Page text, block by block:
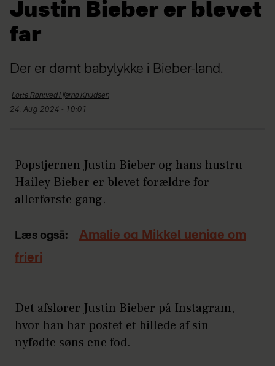
Justin Bieber er blevet
far
Der er dømt babylykke i Bieber-land.
Lotte Røntved HjarnøKnudsen
24. Aug 2024 - 10:01
Popstjernen Justin Bieber og hans hustru
Hailey Bieber er blevet forældre for
allerførste gang.
Læs også:
Amalie og Mikkel uenige om
frieri
Det afslører Justin Bieber på Instagram,
hvor han har postet et billede af sin
nyfødte søns ene fod.